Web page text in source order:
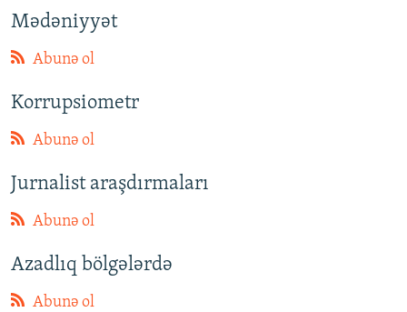
Mədəniyyət
Abunə ol
Korrupsiometr
Abunə ol
Jurnalist araşdırmaları
Abunə ol
Azadlıq bölgələrdə
Abunə ol